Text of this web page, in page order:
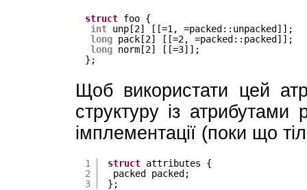
struct foo {
int unp[2] [[=1, =packed::unpacked]];
long pack[2] [[=2, =packed::packed]];
long norm[2] [[=3]];
};
Щоб використати цей
структуру із
імплементації (поки що
1
2
3
struct attributes {
packed packed;
};